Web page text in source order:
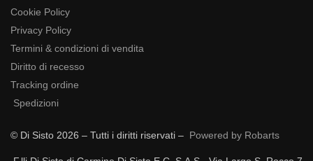
Cookie Policy
Privacy Policy
Termini & condizioni di vendita
Diritto di recesso
Tracking ordine
Spedizioni
© Di Sisto 2026 – Tutti i diritti riservati – Powered by Robarts